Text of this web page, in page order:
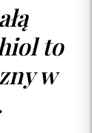
to
w